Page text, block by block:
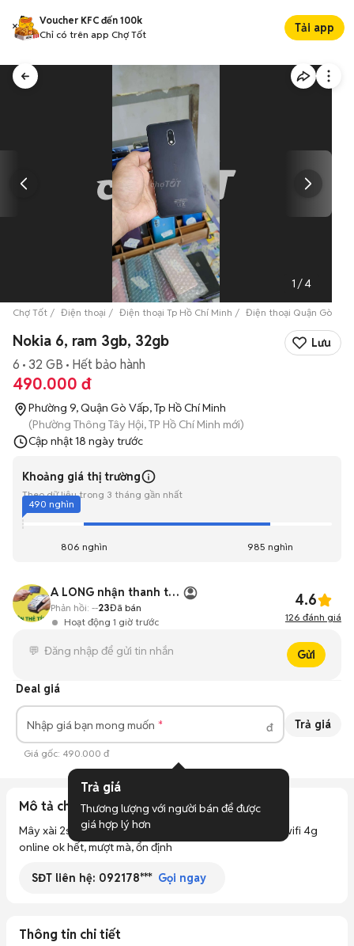
Voucher KFC đến 100k
Chỉ có trên app Chợ Tốt
Tải app
1 /4
Chợ Tốt Điện thoại Điện thoại Tp Hồ Chí Minh Điện thoại Quận Gò Vấp
Nokia 6, ram 3gb, 32gb Lưu
6 32 GB Hết bảo hành
490.000 đ
Phường 9, Quận Gò Vấp, Tp Hồ Chí Minh
(Phường Thông Tây Hội, TP Hồ Chí Minh mới)
Cập nhật18 ngày trước
Khoảng giá thị trường
Theo dữ liệu trong 3 tháng gần nhất
806 nghìn 985 nghìn
490 nghìn
A LONG nhận thanh toán THẺ TÍN DỤNG
Hoạt động 1 giờ trước
Phản hồi: --23Đã bán 4.6
126 đánh giá
Gửi
Deal giá
Nhập giá bạn mong muốn đ Trả giá
Giá gốc: 490.000 đ
Mô tả chi tiết
Mây xài 2sim, xài ok hết nha, full chức năng, mghe gọi wifi 4g
online ok hết, mượt mà, ổn định
SĐT liên hệ: 092178*** Gọi ngay
Thông tin chi tiết
Trả giá
Thương lượng với người bán để được
giá hợp lý hơn